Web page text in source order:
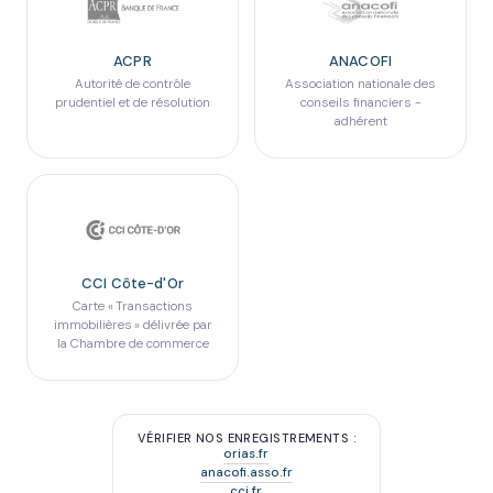
ACPR
Autorité de contrôle
prudentiel et de résolution
ANACOFI
Association nationale des
conseils financiers -
adhérent
CCI Côte-d'Or
Carte « Transactions
immobilières » délivrée par
la Chambre de commerce
VÉRIFIER NOS ENREGISTREMENTS :
orias.fr
anacofi.asso.fr